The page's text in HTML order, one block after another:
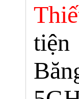
tiện